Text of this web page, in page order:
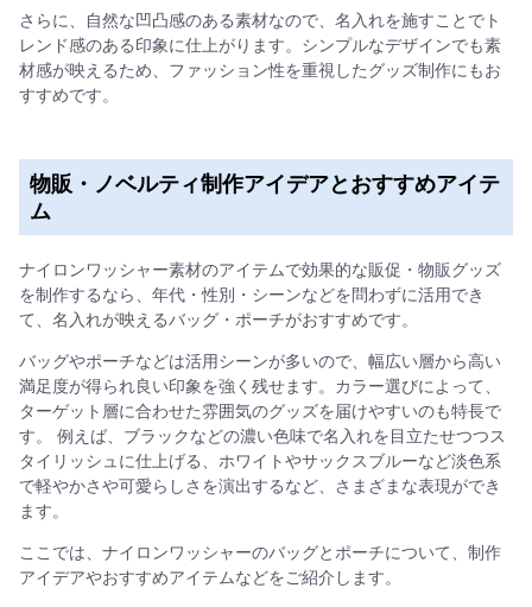
さらに、自然な凹凸感のある素材なので、名入れを施すことでト
レンド感のある印象に仕上がります。シンプルなデザインでも素
材感が映えるため、ファッション性を重視したグッズ制作にもお
すすめです。
物販・ノベルティ制作アイデアとおすすめアイテ
ム
ナイロンワッシャー素材のアイテムで効果的な販促・物販グッズ
を制作するなら、年代・性別・シーンなどを問わずに活用でき
て、名入れが映えるバッグ・ポーチがおすすめです。
バッグやポーチなどは活用シーンが多いので、幅広い層から高い
満足度が得られ良い印象を強く残せます。カラー選びによって、
ターゲット層に合わせた雰囲気のグッズを届けやすいのも特長で
す。 例えば、ブラックなどの濃い色味で名入れを目立たせつつス
タイリッシュに仕上げる、ホワイトやサックスブルーなど淡色系
で軽やかさや可愛らしさを演出するなど、さまざまな表現ができ
ます。
ここでは、ナイロンワッシャーのバッグとポーチについて、制作
アイデアやおすすめアイテムなどをご紹介します。